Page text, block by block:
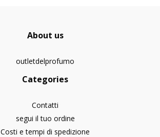
About us
outletdelprofumo
Categories
Contatti
segui il tuo ordine
Costi e tempi di spedizione